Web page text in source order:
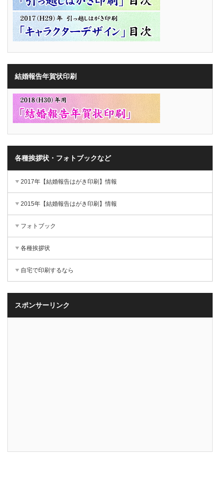
結婚報告年賀状印刷
各種挨拶状・フォトブックなど
2017年【結婚報告はがき印刷】情報
2015年【結婚報告はがき印刷】情報
フォトブック
各種挨拶状
自宅で印刷するなら
スポンサーリンク